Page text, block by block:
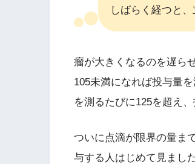
しばらく経つと
瘤が大きくなるのを遅ら
105未満になれば投与量
を測るたびに125を超え
ついに点滴が限界の量ま
与する人はじめて見まし